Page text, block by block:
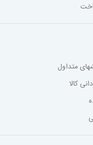
متداول
کالا